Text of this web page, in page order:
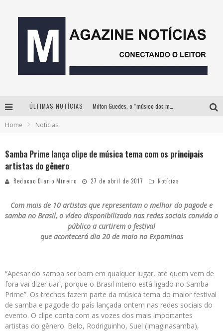
ÚLTIMAS NOTÍCIAS
Home Notícias
Samba Prime lança clipe de música tema com os principais
artistas do gênero
Redacao Diario Mineiro 27 de abril de 2017 Notícias
Com mais de 10 artistas que representam o melhor do pagode e
samba no Brasil, o vídeo disponibilizado nas redes sociais convida o
público a curtirem o festival
que acontecerá dia 20 de maio no Expominas
“Apesar do samba ser bom em qualquer lugar, até quem vem de
fora vai dizer uai”, porque o Brasil inteiro está ligado no Samba
Prime”. Os trechos fazem parte da música tema do maior festival
de samba e pagode do país lançada ontem nas redes sociais do
evento. O clipe conta com as vozes dos mais importantes
artistas do gênero. Belo, Rodriguinho, Suel (Imaginasamba),